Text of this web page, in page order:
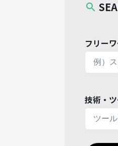
フリー
技術・